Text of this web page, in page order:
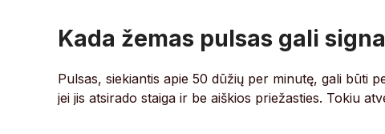
Kada žemas pulsas gali
Pulsas, siekiantis apie 50 dūžių per minutę, gali būti
jei jis atsirado staiga ir be aiškios priežasties. Tokiu